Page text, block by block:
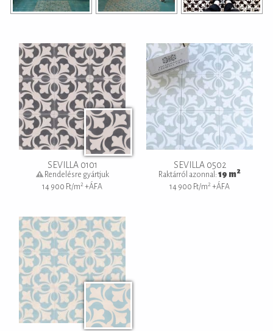
SEVILLA 0101
Rendelésre gyártjuk
14 900 Ft/m 2 +ÁFA
SEVILLA 0502
Raktárról azonnal: 19 m2
14 900 Ft/m 2 +ÁFA